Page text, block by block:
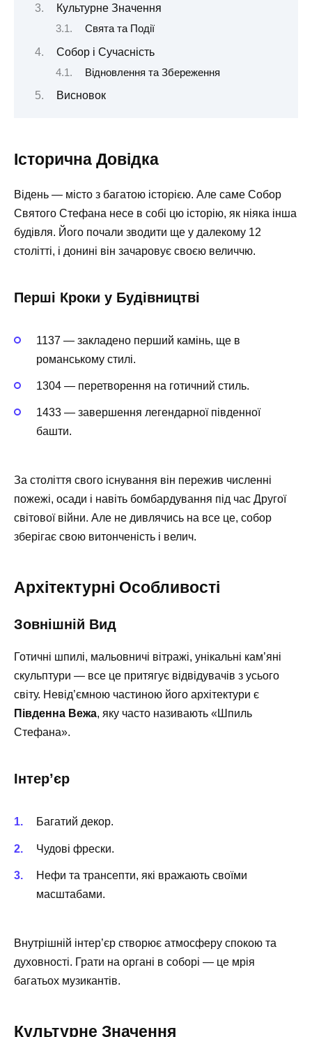
Культурне Значення
Свята та Події
Собор і Сучасність
Відновлення та Збереження
Висновок
Історична Довідка
Відень — місто з багатою історією. Але саме Собор
Святого Стефана несе в собі цю історію, як ніяка інша
будівля. Його почали зводити ще у далекому 12
столітті, і донині він зачаровує своєю величчю.
Перші Кроки у Будівництві
1137 — закладено перший камінь, ще в
романському стилі.
1304 — перетворення на готичний стиль.
1433 — завершення легендарної південної
башти.
За століття свого існування він пережив численні
пожежі, осади і навіть бомбардування під час Другої
світової війни. Але не дивлячись на все це, собор
зберігає свою витонченість і велич.
Архітектурні Особливості
Зовнішній Вид
Готичні шпилі, мальовничі вітражі, унікальні кам’яні
скульптури — все це притягує відвідувачів з усього
світу. Невід’ємною частиною його архітектури є
Південна Вежа, яку часто називають «Шпиль
Стефана».
Інтер’єр
Багатий декор.
Чудові фрески.
Нефи та трансепти, які вражають своїми
масштабами.
Внутрішній інтер’єр створює атмосферу спокою та
духовності. Грати на органі в соборі — це мрія
багатьох музикантів.
Культурне Значення